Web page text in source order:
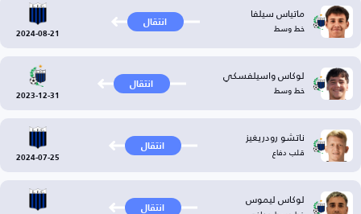
ماتياس سيلفا
خط وسط انتقال
2024-08-21
لوكاس واسيلفسكي
خط وسط انتقال
2023-12-31
ناتشو رودريغيز
قلب دفاع انتقال
2024-07-25
لوكاس ليموس انتقال